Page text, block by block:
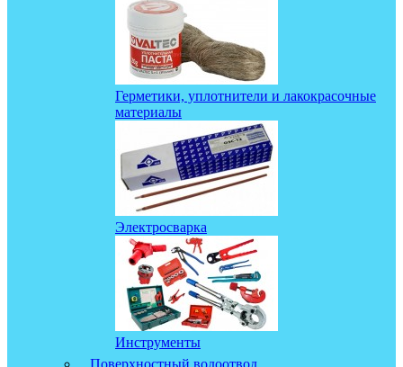
Герметики, уплотнители и лакокрасочные
материалы
Электросварка
Инструменты
Поверхностный водоотвод